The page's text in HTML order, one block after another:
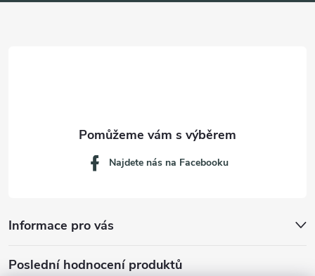
Informace pro vás
Najdete nás na Facebooku
Poslední hodnocení produktů